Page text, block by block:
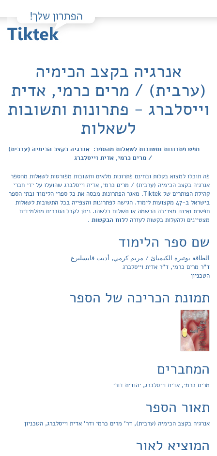
אנרגיה בקצב הכימיה
(ערבית) / מרים כרמי, אדית
וייסלברג - פתרונות ותשובות
לשאלות
חפש פתרונות ותשובות לשאלות מהספר: אנרגיה בקצב הכימיה (ערבית)
/ מרים כרמי, אדית וייסלברג
פה תוכלו למצוא בקלות ובחינם פתרונות מלאים ותשובות מפורטות לשאלות מהספר
אנרגיה בקצב הכימיה (ערבית) / מרים כרמי, אדית וייסלברג שהועלו על ידי חברי
קהילת הפותרים של Tiktek. מאגר הפתרונות מכסה את כל ספרי הלימוד ובתי הספר
בישראל ב-47 מקצועות לימוד. הגישה לפתרונות והצפייה בכל התשובות לשאלות
חפשית ואינה מצריכה הרשמה או תשלום כלשהו. ניתן לקבל הסברים מתלמידים
מצטיינים ולהעלות בקשות לעזרה ללוח הבקשות .
שם ספר הלימוד
الطاقة بوتيرة الكيميائ / مريم كرمي, أديت فايسلبرغ
ד"ר מרים כרמי, ד"ר אדית וייסלברג
הטכניון
תמונת הכריכה של הספר
המחברים
מרים כרמי, אדית וייסלברג, יהודית דורי
תאור הספר
אנרגיה בקצב הכימיה (ערבית), דר' מרים כרמי ודר' אדית וייסלברג, הטכניון
המוציא לאור